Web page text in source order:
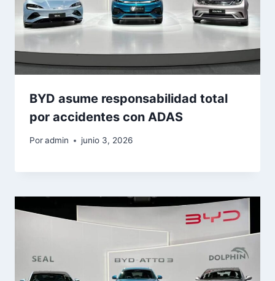
BYD asume responsabilidad total
por accidentes con ADAS
Poradmin junio 3, 2026